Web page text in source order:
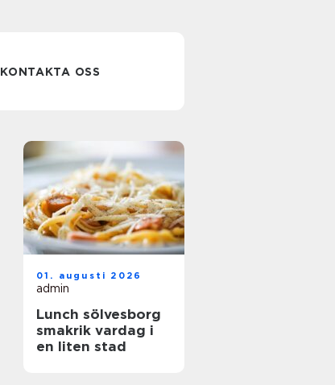
KONTAKTA OSS
01. augusti 2026
admin
Lunch sölvesborg
smakrik vardag i
en liten stad